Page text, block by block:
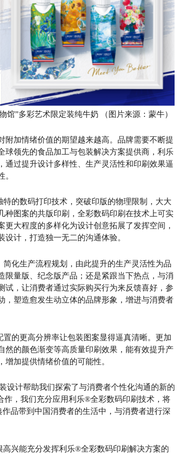
”多彩艺术限定装纯牛奶 （图片来源：蒙牛）
加情绪价值的期望越来越高。品牌需要不断提
球领先的食品加工与包装解决方案提供商，利乐
过提升设计多样性、生产灵活性和印刷效果逼
的数码打印技术，突破印版的物理限制，大大
图案的共版印刷，全彩数码印刷在技术上可实
大程度的多样化为设计创意拓展了发挥空间，
计，打造独一无二的沟通体验。
化生产流程规划，由此提升的生产灵活性为品
限量版、纪念版产品；还是紧跟当下热点，与消
试，让消费者通过实际购买行为来反馈喜好，参
塑造愈发生动立体的品牌形象，增进与消费者
的更高分辨率让包装图案显得逼真清晰。更加
的颜色渐变等高质量印刷效果，能有效提升产
加提供情绪价值的可能性。
设计帮助我们探索了与消费者个性化沟通的新的
作，我们充分应用利乐®全彩数码印刷技术，将
品带到中国消费者的生活中，与消费者进行深
高兴能充分发挥利乐®全彩数码印刷解决方案的